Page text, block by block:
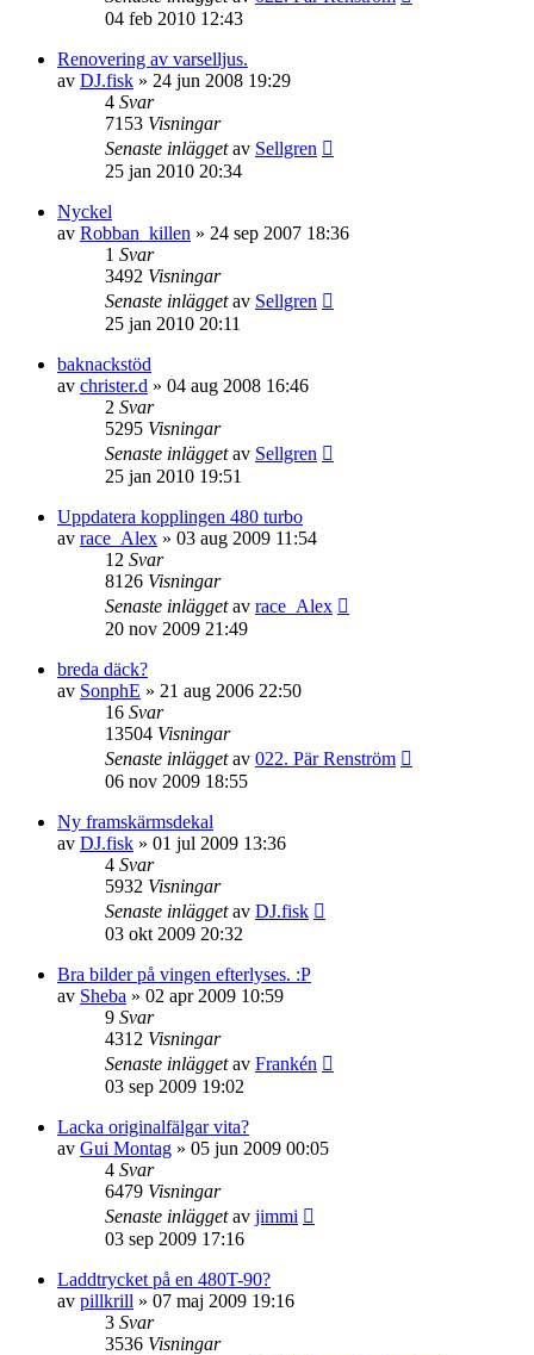
04 feb 2010 12:43
Renovering av varselljus.
av DJ.fisk » 24 jun 2008 19:29
4 Svar
7153 Visningar
Senaste inläggetav Sellgren
25 jan 2010 20:34
Nyckel
av Robban_killen » 24 sep 2007 18:36
1 Svar
3492 Visningar
Senaste inläggetav Sellgren
25 jan 2010 20:11
baknackstöd
av christer.d » 04 aug 2008 16:46
2 Svar
5295 Visningar
Senaste inläggetav Sellgren
25 jan 2010 19:51
Uppdatera kopplingen 480 turbo
av race_Alex » 03 aug 2009 11:54
12 Svar
8126 Visningar
Senaste inläggetav race_Alex
20 nov 2009 21:49
breda däck?
av SonphE » 21 aug 2006 22:50
16 Svar
13504 Visningar
Senaste inläggetav 022. Pär Renström
06 nov 2009 18:55
Ny framskärmsdekal
av DJ.fisk » 01 jul 2009 13:36
4 Svar
5932 Visningar
Senaste inläggetav DJ.fisk
03 okt 2009 20:32
Bra bilder på vingen efterlyses. :P
av Sheba » 02 apr 2009 10:59
9 Svar
4312 Visningar
Senaste inläggetav Frankén
03 sep 2009 19:02
Lacka originalfälgar vita?
av Gui Montag » 05 jun 2009 00:05
4 Svar
6479 Visningar
Senaste inläggetav jimmi
03 sep 2009 17:16
Laddtrycket på en 480T-90?
av pillkrill » 07 maj 2009 19:16
3 Svar
3536 Visningar